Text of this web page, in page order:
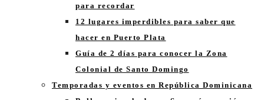
para recordar
12 lugares imperdibles para saber que
hacer en Puerto Plata
Guía de 2 días para conocer la Zona
Colonial de Santo Domingo
Temporadas y eventos en República Dominicana